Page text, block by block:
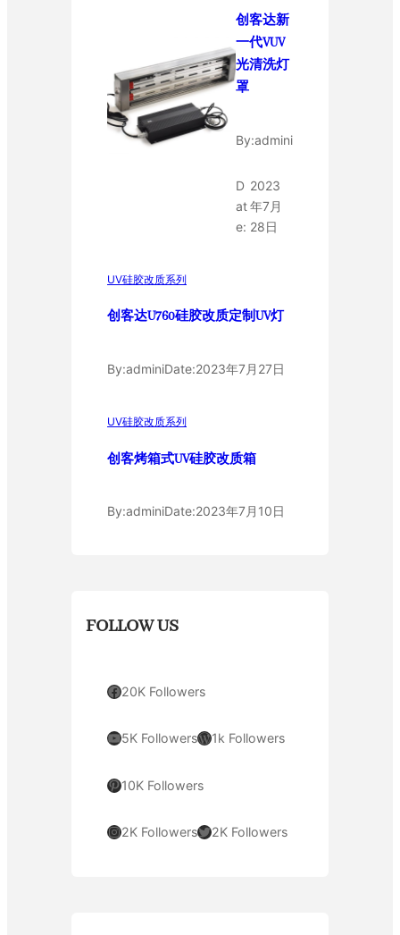
创客达新
一代VUV
光清洗灯
罩
By:admini
D
at
e:
2023
年7月
28日
UV硅胶改质系列
创客达U760硅胶改质定制UV灯
By:adminiDate:2023年7月27日
UV硅胶改质系列
创客烤箱式UV硅胶改质箱
By:adminiDate:2023年7月10日
FOLLOW US
Facebook 20K Followers
YouTube 5K FollowersWordPress 1k Followers
Pinterest 10K Followers
Instagram 2K FollowersTwitter 2K Followers